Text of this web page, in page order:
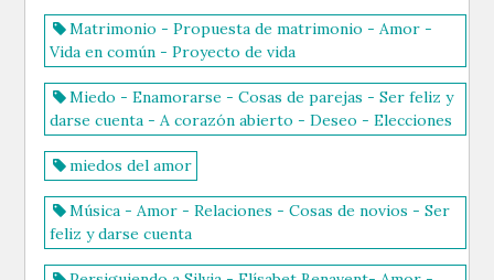
Matrimonio - Propuesta de matrimonio - Amor -
Vida en común - Proyecto de vida
Miedo - Enamorarse - Cosas de parejas - Ser feliz y
darse cuenta - A corazón abierto - Deseo - Elecciones
miedos del amor
Música - Amor - Relaciones - Cosas de novios - Ser
feliz y darse cuenta